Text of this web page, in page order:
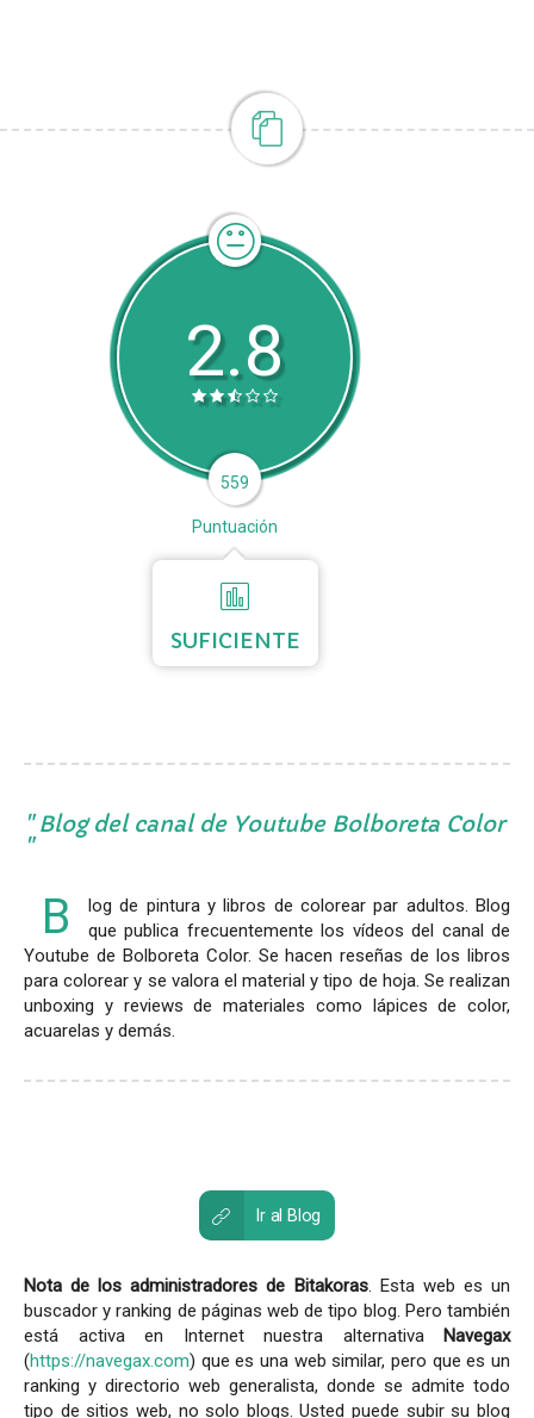
2.8
559
Puntuación
SUFICIENTE
Blog del canal de Youtube Bolboreta Color
B
log de pintura y libros de colorear par adultos. Blog
que publica frecuentemente los vídeos del canal de
Youtube de Bolboreta Color. Se hacen reseñas de los libros
para colorear y se valora el material y tipo de hoja. Se realizan
unboxing y reviews de materiales como lápices de color,
acuarelas y demás.
Ir al Blog
Nota de los administradores de Bitakoras. Esta web es un
buscador y ranking de páginas web de tipo blog. Pero también
está activa en Internet nuestra alternativa Navegax
(https://navegax.com) que es una web similar, pero que es un
ranking y directorio web generalista, donde se admite todo
tipo de sitios web, no solo blogs. Usted puede subir su blog